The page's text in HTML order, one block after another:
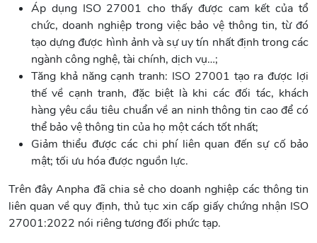
Áp dụng ISO 27001 cho thấy được cam kết của tổ
chức, doanh nghiệp trong việc bảo vệ thông tin, từ đó
tạo dựng được hình ảnh và sự uy tín nhất định trong các
ngành công nghệ, tài chính, dịch vụ…;
Tăng khả năng cạnh tranh: ISO 27001 tạo ra được lợi
thế về cạnh tranh, đặc biệt là khi các đối tác, khách
hàng yêu cầu tiêu chuẩn về an ninh thông tin cao để có
thể bảo vệ thông tin của họ một cách tốt nhất;
Giảm thiểu được các chi phí liên quan đến sự cố bảo
mật; tối ưu hóa được nguồn lực.
Trên đây Anpha đã chia sẻ cho doanh nghiệp các thông tin
liên quan về quy định, thủ tục xin cấp giấy chứng nhận ISO
27001:2022 nói riêng tương đối phức tạp.